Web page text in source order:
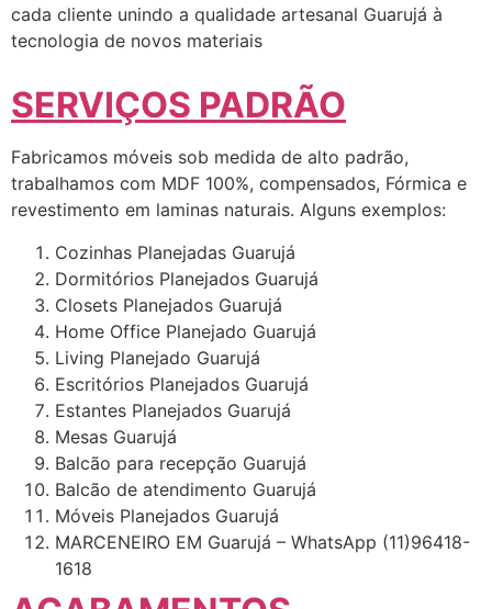
cada cliente unindo a qualidade artesanal Guarujá à
tecnologia de novos materiais
SERVIÇOS PADRÃO
Fabricamos móveis sob medida de alto padrão,
trabalhamos com MDF 100%, compensados, Fórmica e
revestimento em laminas naturais. Alguns exemplos:
Cozinhas Planejadas Guarujá
Dormitórios Planejados Guarujá
Closets Planejados Guarujá
Home Office Planejado Guarujá
Living Planejado Guarujá
Escritórios Planejados Guarujá
Estantes Planejados Guarujá
Mesas Guarujá
Balcão para recepção Guarujá
Balcão de atendimento Guarujá
Móveis Planejados Guarujá
MARCENEIRO EM Guarujá – WhatsApp (11)96418-
1618